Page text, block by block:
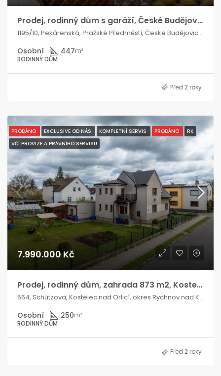
Prodej, rodinný dům s garáží, České Budějovice, Pekárenská ulice
1195/10, Pekárenská, Pražské Předměstí, České Budějovice 3, České Budějovice, okres České Budějovice, Jihočeský kraj, Jihozápad, 370 04, Česko
Osobní 447m²
RODINNÝ DŮM
Před 2 roky
PRODÁNO EXCLUSIVE OD NÁS KOMPLETNÍ SERVIS PRODÁNO
RK
VČ. PROVIZE A PRÁVNÍHO SERVISU
7.990.000 Kč
Prodej, rodinný dům, zahrada 873 m2, Kostelec nad Orlicí
564, Schützova, Kostelec nad Orlicí, okres Rychnov nad Kněžnou, Královéhradecký kraj, Severovýchod, 517 41, Česko
Osobní 250m²
RODINNÝ DŮM
Před 2 roky